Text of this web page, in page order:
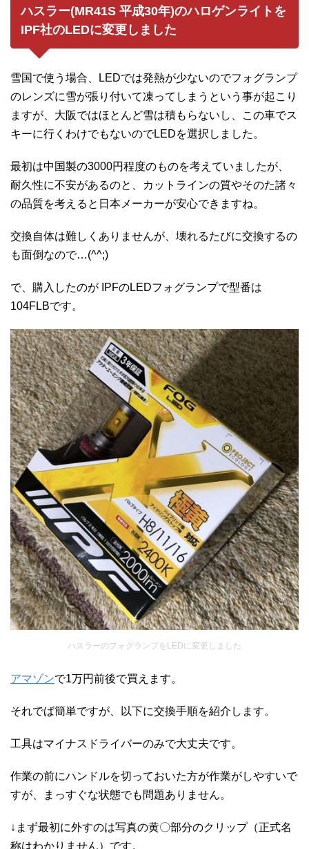
ハスラー(MR41S 平成30年)のハロゲンライトを
IPF社のLEDに変更しました
雪国で使う場合、LEDでは発熱が少ないのでフォグランプ
のレンズに雪が張り付いて凍ってしまうという事が起こり
ますが、大阪ではほとんど雪は積もらないし、この車でス
キーに行くわけでもないのでLEDを選択しました。
最初は中国製の3000円程度のものを考えていましたが、
耐久性に不安があるのと、カットラインの質やそのた諸々
の品質を考えると日本メーカーが安心できますね。
交換自体は難しくありませんが、壊れるたびに交換するの
も面倒なので…(^^;)
で、購入したのが IPFのLEDフォグランプで型番は
104FLBです。
ハスラーのフォグランプをLEDに変更しました
アマゾンで1万円前後で買えます。
それでば簡単ですが、以下に交換手順を紹介します。
工具はマイナスドライバーのみで大丈夫です。
作業の前にハンドルを切っておいた方が作業がしやすいで
すが、まっすぐな状態でも問題ありません。
↓まず最初に外すのは写真の黄〇部分のクリップ（正式名
称はわかりません）です。